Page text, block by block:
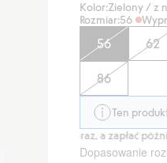
Kolor:Zielony / z
Rozmiar:56
56 62
86
Ten
Kup teraz, a zapłać później
Dopasowanie